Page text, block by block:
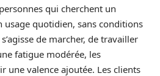
qui cherchent un
quotidien, sans conditions
de marcher, de travailler
fatigue modérée, les
une valence ajoutée. Les clients